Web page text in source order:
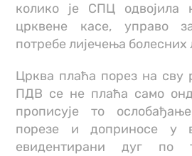
колико је СПЦ одвојила
црквене касе, управо
потребе лијечења болесних
Црква плаћа порез на сву
ПДВ се не плаћа само
прописује то
порезе и доприносе
евидентирани дуг по